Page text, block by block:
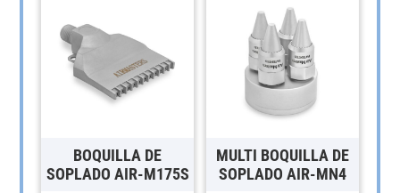
BOQUILLA DE
SOPLADO AIR-M175S
MULTI BOQUILLA DE
SOPLADO AIR-MN4